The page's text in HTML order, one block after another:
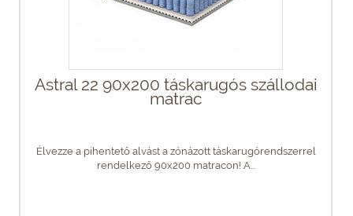
Astral 22 90x200 táskarugós szállodai
matrac
Élvezze a pihentető alvást a zónázott táskarugórendszerrel
rendelkező 90x200 matracon! A...